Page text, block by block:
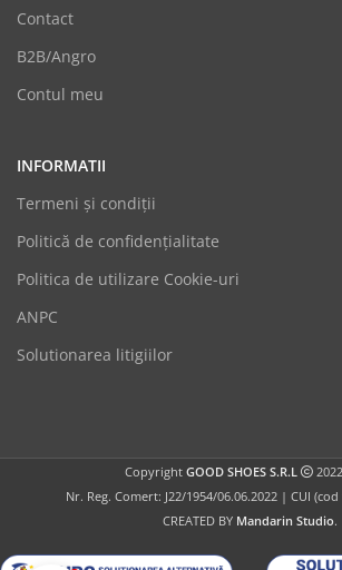
Contact
B2B/Angro
Contul meu
INFORMATII
Termeni şi condiții
Politică de confidențialitate
Politica de utilizare Cookie-uri
ANPC
Solutionarea litigiilor
Copyright GOOD SHOES S.R.L
Nr. Reg. Comert: J22/1954/06.06.2022 | CUI (cod
CREATED BY Mandarin Studio.